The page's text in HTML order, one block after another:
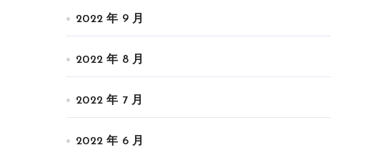
2022 年 9 月
2022 年 8 月
2022 年 7 月
2022 年 6 月